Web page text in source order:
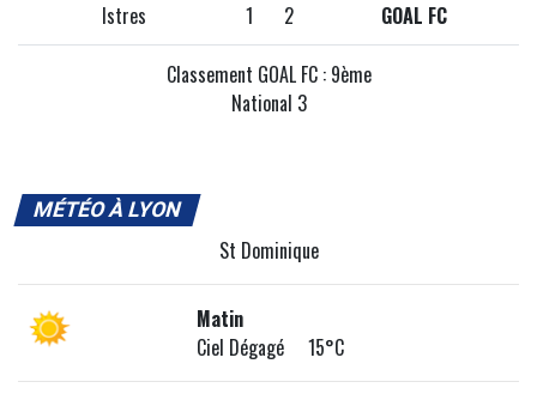
Istres 1 2 GOAL FC
Classement GOAL FC : 9ème
National 3
MÉTÉO À LYON
St Dominique
Matin
Ciel Dégagé 15°C